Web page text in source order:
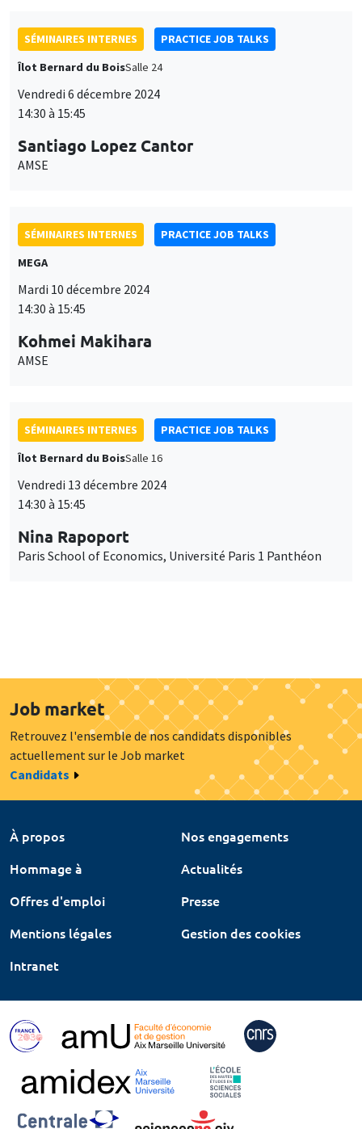
SÉMINAIRES INTERNES
PRACTICE JOB TALKS
Îlot Bernard du BoisSalle 24
Vendredi 6 décembre 2024
14:30 à 15:45
Santiago Lopez Cantor
AMSE
SÉMINAIRES INTERNES
PRACTICE JOB TALKS
MEGA
Mardi 10 décembre 2024
14:30 à 15:45
Kohmei Makihara
AMSE
SÉMINAIRES INTERNES
PRACTICE JOB TALKS
Îlot Bernard du BoisSalle 16
Vendredi 13 décembre 2024
14:30 à 15:45
Nina Rapoport
Paris School of Economics, Université Paris 1 Panthéon
Job market
Retrouvez l'ensemble de nos candidats disponibles
actuellement sur le Job market
Candidats
À propos
Nos engagements
Hommage à
Actualités
Offres d'emploi
Presse
Mentions légales
Gestion des cookies
Intranet